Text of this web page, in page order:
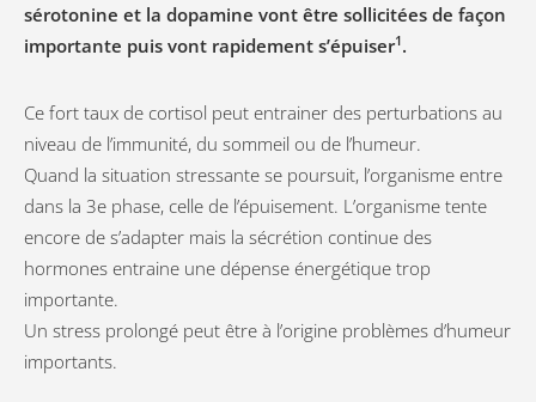
sérotonine et la dopamine vont être sollicitées de façon
importante puis vont rapidement s’épuiser1.
Ce fort taux de cortisol peut entrainer des perturbations au
niveau de l’immunité, du sommeil ou de l’humeur.
Quand la situation stressante se poursuit, l’organisme entre
dans la 3e phase, celle de l’épuisement. L’organisme tente
encore de s’adapter mais la sécrétion continue des
hormones entraine une dépense énergétique trop
importante.
Un stress prolongé peut être à l’origine problèmes d’humeur
importants.